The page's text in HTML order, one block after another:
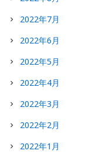
2022年7月
2022年6月
2022年5月
2022年4月
2022年3月
2022年2月
2022年1月